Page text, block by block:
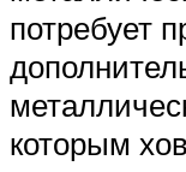
потребует
которым